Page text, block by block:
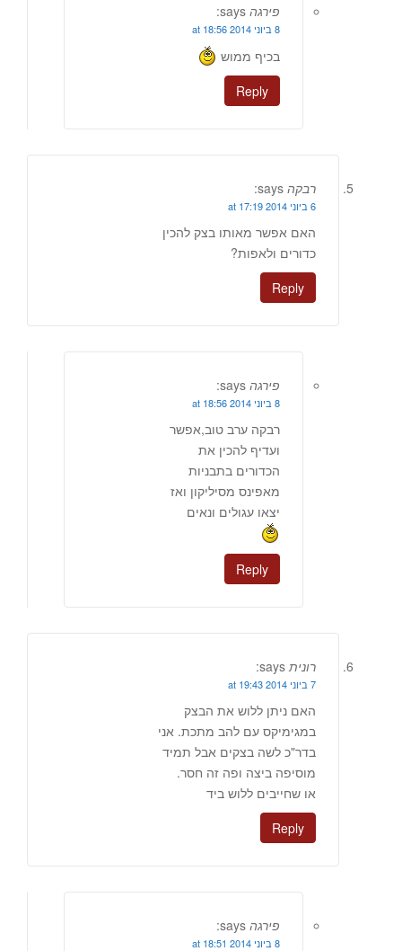
פירגה says:
8 ביוני 2014 at 18:56
בכיף ממוש
Reply
רבקה says:
6 ביוני 2014 at 17:19
האם אפשר מאותו בצק להכין
כדורים ולאפות?
Reply
פירגה says:
8 ביוני 2014 at 18:56
רבקה ערב טוב,אפשר
ועדיף להכין את
הכדורים בתבניות
מאפינס מסיליקון ואז
יצאו עגולים ונאים
Reply
רונית says:
7 ביוני 2014 at 19:43
האם ניתן ללוש את הבצק
במגימיקס עם להב מתכת. אני
בדר"כ לשה בצקים אבל תמיד
מוסיפה ביצה ופה זה חסר.
או שחייבים ללוש ביד
Reply
פירגה says:
8 ביוני 2014 at 18:51